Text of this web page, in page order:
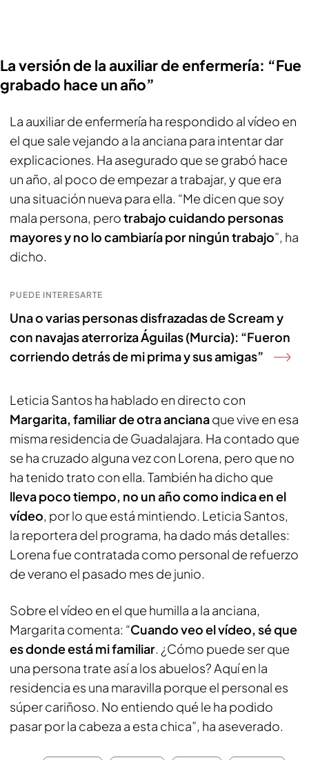
La versión de la auxiliar de enfermería: “Fue
grabado hace un año”
La auxiliar de enfermería ha respondido al vídeo en
el que sale vejando a la anciana para intentar dar
explicaciones. Ha asegurado que se grabó hace
un año, al poco de empezar a trabajar, y que era
una situación nueva para ella. “Me dicen que soy
mala persona, perotrabajo cuidando personas
mayores y no lo cambiaría por ningún trabajo”, ha
dicho.
PUEDE INTERESARTE
Una o varias personas disfrazadas de Scream y
con navajas aterroriza Águilas (Murcia): “Fueron
corriendo detrás de mi prima y sus amigas”
Leticia Santos ha hablado en directo con
Margarita, familiar de otra ancianaque vive en esa
misma residencia de Guadalajara. Ha contado que
se ha cruzado alguna vez con Lorena, pero que no
ha tenido trato con ella. También ha dicho que
lleva poco tiempo, no un año como indica en el
vídeo, por lo que está mintiendo. Leticia Santos,
la reportera del programa, ha dado más detalles:
Lorena fue contratada como personal de refuerzo
de verano el pasado mes de junio.
Sobre el vídeo en el que humilla a la anciana,
Margarita comenta: “Cuando veo el vídeo, sé que
es donde está mi familiar. ¿Cómo puede ser que
una persona trate así a los abuelos? Aquí en la
residencia es una maravilla porque el personal es
súper cariñoso. No entiendo qué le ha podido
pasar por la cabeza a esta chica”, ha aseverado.